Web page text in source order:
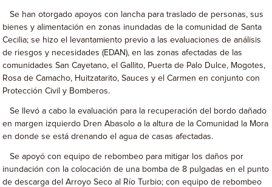
Se han otorgado apoyos con lancha para traslado de personas, sus
bienes y alimentación en zonas inundadas de la comunidad de Santa
Cecilia; se hizo el levantamiento previo a las evaluaciones de análisis
de riesgos y necesidades (EDAN), en las zonas afectadas de las
comunidades San Cayetano, el Gallito, Puerta de Palo Dulce, Mogotes,
Rosa de Camacho, Huitzatarito, Sauces y el Carmen en conjunto con
Protección Civil y Bomberos.
Se llevó a cabo la evaluación para la recuperación del bordo dañado
en margen izquierdo Dren Abasolo a la altura de la Comunidad la Mora
en donde se está drenando el agua de casas afectadas.
Se apoyó con equipo de rebombeo para mitigar los daños por
inundación con la colocación de una bomba de 8 pulgadas en el punto
de descarga del Arroyo Seco al Río Turbio; con equipo de rebombeo